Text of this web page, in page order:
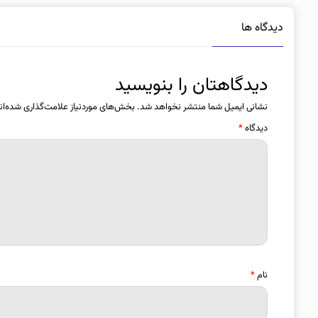
دیدگاه ها
دیدگاهتان را بنویسید
نشانی ایمیل شما منتشر نخواهد شد. بخش‌های موردنیاز علامت‌گذاری
دیدگاه*
نام*